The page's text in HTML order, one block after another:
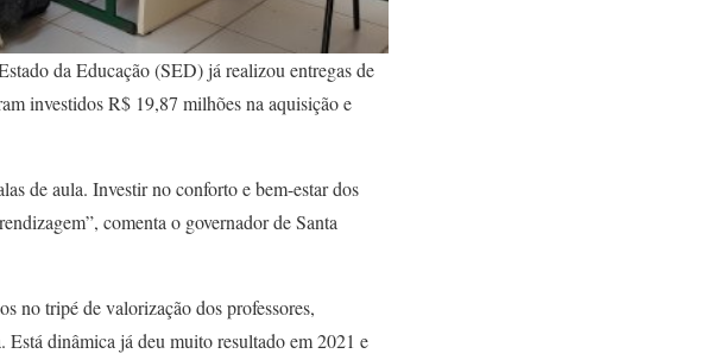
da Educação (SED) já realizou entregas de
investidos R$ 19,87 milhões na aquisição e
de aula. Investir no conforto e bem-estar dos
comenta o governador de Santa
no tripé de valorização dos professores,
dinâmica já deu muito resultado em 2021 e